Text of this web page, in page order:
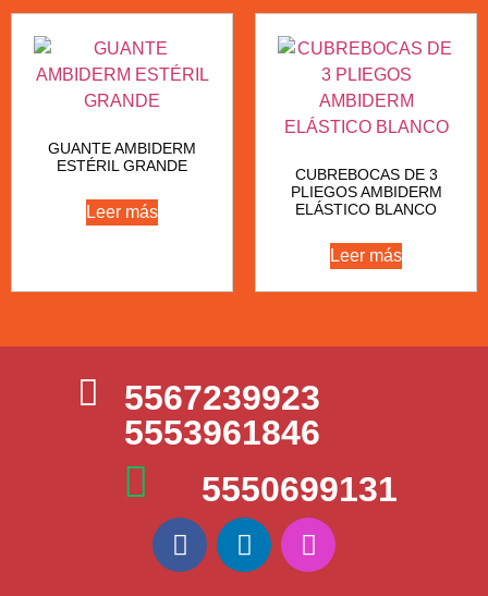
GUANTE AMBIDERM
ESTÉRIL GRANDE
Leer más
CUBREBOCAS DE 3
PLIEGOS AMBIDERM
ELÁSTICO BLANCO
Leer más
5567239923
5553961846
5550699131